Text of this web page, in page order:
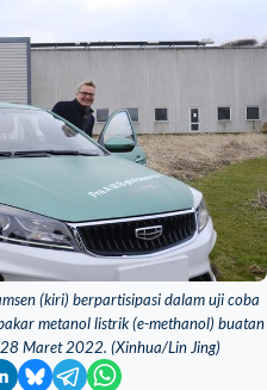
(kiri) berpartisipasi dalam uji coba
metanol listrik (e-methanol) buatan
Maret 2022. (Xinhua/Lin Jing)